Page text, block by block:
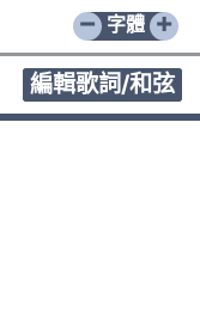
− +
字體
編輯歌詞/和弦